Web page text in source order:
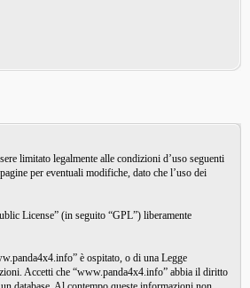
limitato legalmente alle condizioni d’uso seguenti
per eventuali modifiche, dato che l’uso dei
License” (in seguito “GPL”) liberamente
è ospitato, o di una Legge
Accetti che “www.panda4x4.info” abbia il diritto